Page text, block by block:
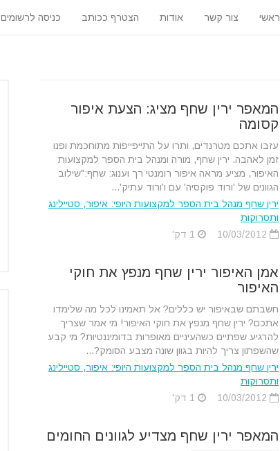
ראשי צור קשר אודות הצטרף ככותב כניסה לרשומים
המאפר ירין שחף מציג: הצעת איפור
קסומה
עזבו אתכם מטרנדים, ותרו על התייפייפות מתוחכמת ופנו
זמן לאהבה. ירין שחף, מורה ומנהל בית הספר למקצועות
האיפור, מציע מראה איפור רומנטי רך וענוג: שחף:"שילוב
הגוונים של 'ורוד פוקסיה' עם ו'ורוד עתיק'...
ירין שחף מנהל בית הספר למקצועות היופי: איפור, סטיילינג
ותסרוקות
אמן האיפור ירין שחף מנפץ את חוקי
האיפור
חשבתם שבאיפור יש כללים? אל תאמינו לכל מה שלימדו
אתכם? ירין שחף מנפץ את חוקי האיפור! מי אמר שצריך
להרגיע שפתיים כשהעיניים מאופרות בדומיננטיות? מי קבע
שהשפתון צריך להיות בגוון שונה מצבע הסומק?...
ירין שחף מנהל בית הספר למקצועות היופי: איפור, סטיילינג
ותסרוקות
המאפר ירין שחף מצדיע לגוונים החומים